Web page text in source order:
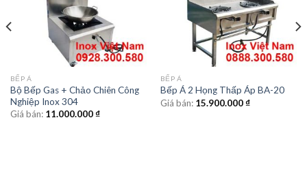
BẾP Á
Bộ Bếp Gas + Chảo Chiên Công
Nghiệp Inox 304
Giá bán: 11.000.000₫
BẾP Á
Bếp Á 2 Họng Thấp Áp BA-20
Giá bán: 15.900.000₫